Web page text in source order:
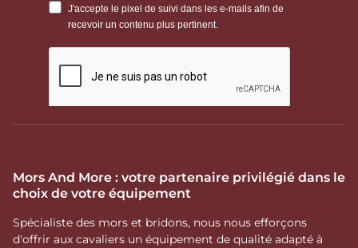
Mors And More : votre partenaire privilégié dans le
choix de votre équipement
Spécialiste des mors et bridons, nous nous efforçons
d'offrir aux cavaliers un équipement de qualité adapté à